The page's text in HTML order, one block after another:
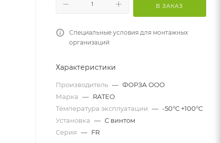
В ЗАКАЗ
Специальные условия для монтажных
организаций
Характеристики
Производитель — ФОРЗА ООО
Марка — RATEO
Температура эксплуатации — -50°С +100°С
Установка — С винтом
Серия — FR